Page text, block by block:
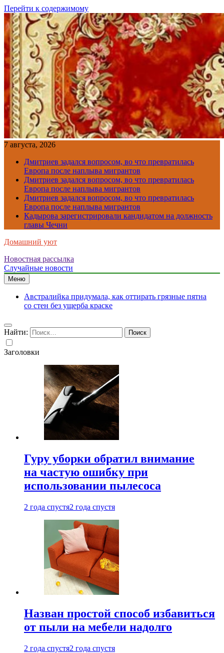
Перейти к содержимому
7 августа, 2026
Дмитриев задался вопросом, во что превратилась
Европа после наплыва мигрантов
Дмитриев задался вопросом, во что превратилась
Европа после наплыва мигрантов
Дмитриев задался вопросом, во что превратилась
Европа после наплыва мигрантов
Кадырова зарегистрировали кандидатом на должность
главы Чечни
Домашний уют
Новостная рассылка
Случайные новости
Меню
Австралийка придумала, как оттирать грязные пятна
со стен без ущерба краске
Найти:
Заголовки
Гуру уборки обратил внимание
на частую ошибку при
использовании пылесоса
2 года спустя2 года спустя
Назван простой способ избавиться
от пыли на мебели надолго
2 года спустя2 года спустя